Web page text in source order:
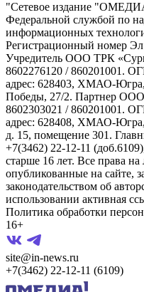
"Сетевое издание
Федеральной службой по
информационных
Регистрационный номер
Учредитель ООО ТРК
8602276120 / 860201001.
адрес: 628403, ХМАО-Югра,
Победы, 27/2. Партнер
8602303021 / 860201001.
адрес: 628408, ХМАО-Югра,
д. 15, помещение 301.
+7(3462) 22-12-11
старше 16 лет. Все права
опубликованные на сайте,
законодательством об
использовании активная
Политика обработки
16+
site@in-news.ru
+7(3462) 22-12-11 (6109)